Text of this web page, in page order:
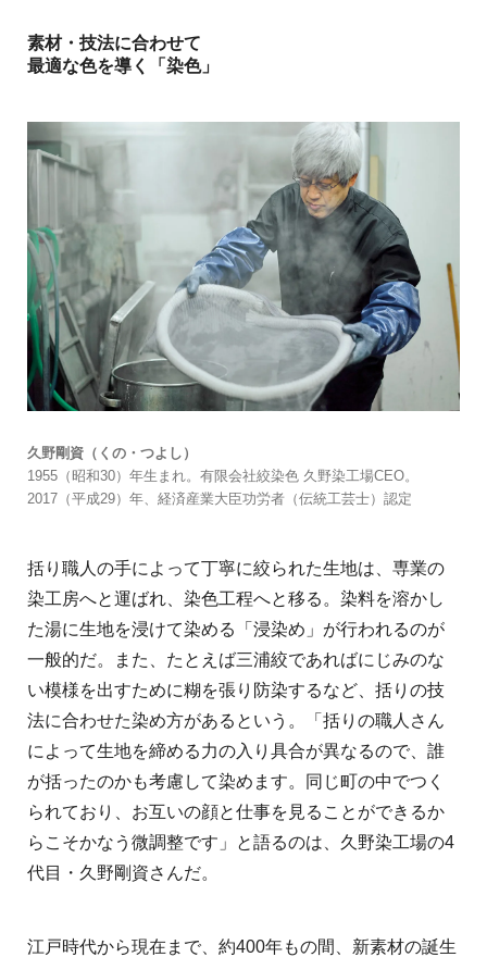
素材・技法に合わせて
最適な色を導く「染色」
久野剛資（くの・つよし）
1955（昭和30）年生まれ。有限会社絞染色 久野染工場CEO。
2017（平成29）年、経済産業大臣功労者（伝統工芸士）認定
括り職人の手によって丁寧に絞られた生地は、専業の
染工房へと運ばれ、染色工程へと移る。染料を溶かし
た湯に生地を浸けて染める「浸染め」が行われるのが
一般的だ。また、たとえば三浦絞であればにじみのな
い模様を出すために糊を張り防染するなど、括りの技
法に合わせた染め方があるという。「括りの職人さん
によって生地を締める力の入り具合が異なるので、誰
が括ったのかも考慮して染めます。同じ町の中でつく
られており、お互いの顔と仕事を見ることができるか
らこそかなう微調整です」と語るのは、久野染工場の4
代目・久野剛資さんだ。
江戸時代から現在まで、約400年もの間、新素材の誕生